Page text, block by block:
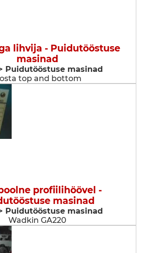
lihvija - Puidutööstuse
masinad
Puidutööstuse masinad
top and bottom
profiilihöövel -
masinad
Puidutööstuse masinad
Wadkin GA220